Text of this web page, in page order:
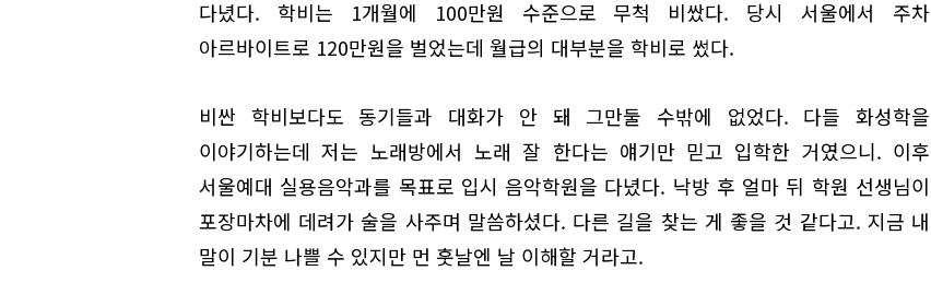
다녔다. 학비는 1개월에 100만원 수준으로 무척 비쌌다. 당시 서울에서 주차
아르바이트로 120만원을 벌었는데 월급의 대부분을 학비로 썼다.
비싼 학비보다도 동기들과 대화가 안 돼 그만둘 수밖에 없었다. 다들 화성학을
이야기하는데 저는 노래방에서 노래 잘 한다는 얘기만 믿고 입학한 거였으니. 이후
서울예대 실용음악과를 목표로 입시 음악학원을 다녔다. 낙방 후 얼마 뒤 학원 선생님이
포장마차에 데려가 술을 사주며 말씀하셨다. 다른 길을 찾는 게 좋을 것 같다고. 지금 내
말이 기분 나쁠 수 있지만 먼 훗날엔 날 이해할 거라고.